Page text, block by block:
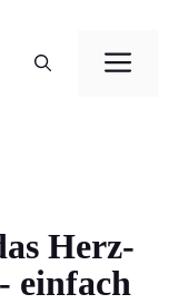
Herz-
einfach